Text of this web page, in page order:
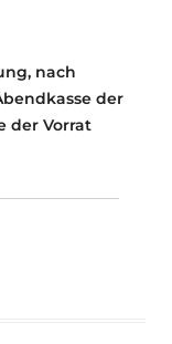
nach
der
der Vorrat